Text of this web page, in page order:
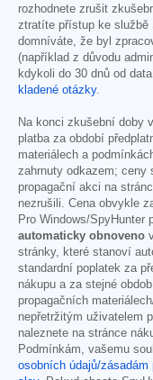
rozhodnete zrušit
ztratíte přístup ke službě
domníváte, že byl
(například z důvodu
kdykoli do 30 dnů od
kladené otázky.
Na konci zkušební doby
platba za období
materiálech a
zahrnuty odkazem; ceny
propagační akci na
nezrušili. Cena obvykle
Pro Windows/SpyHunter
automaticky obnoveno
stránky, které stanoví
standardní poplatek za
nákupu a za stejné
propagačních
nepřetržitým uživatelem
naleznete na stránce
Podmínkám, vašemu
osobních údajů/